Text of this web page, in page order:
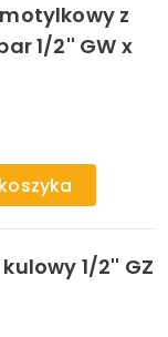
z
1/2'' GW x
1/2'' GZ